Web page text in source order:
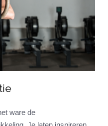
ware de